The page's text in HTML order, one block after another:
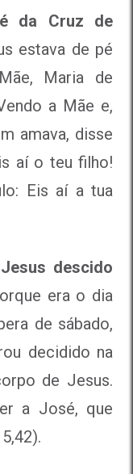
da Cruz de
estava de pé
Maria de
a Mãe e,
amava, disse
aí o teu filho!
Eis aí a tua
descido
era o dia
de sábado,
decidido na
de Jesus.
a José, que